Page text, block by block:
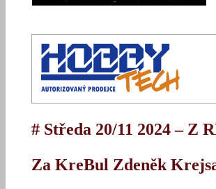
# Středa 20/11 2024 – Z
Za KreBul Zdeněk